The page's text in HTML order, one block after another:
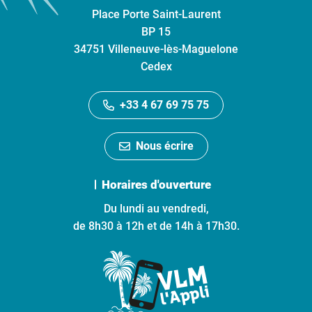
Place Porte Saint-Laurent
BP 15
34751 Villeneuve-lès-Maguelone
Cedex
+33 4 67 69 75 75
Nous écrire
Horaires d'ouverture
Du lundi au vendredi,
de 8h30 à 12h et de 14h à 17h30.